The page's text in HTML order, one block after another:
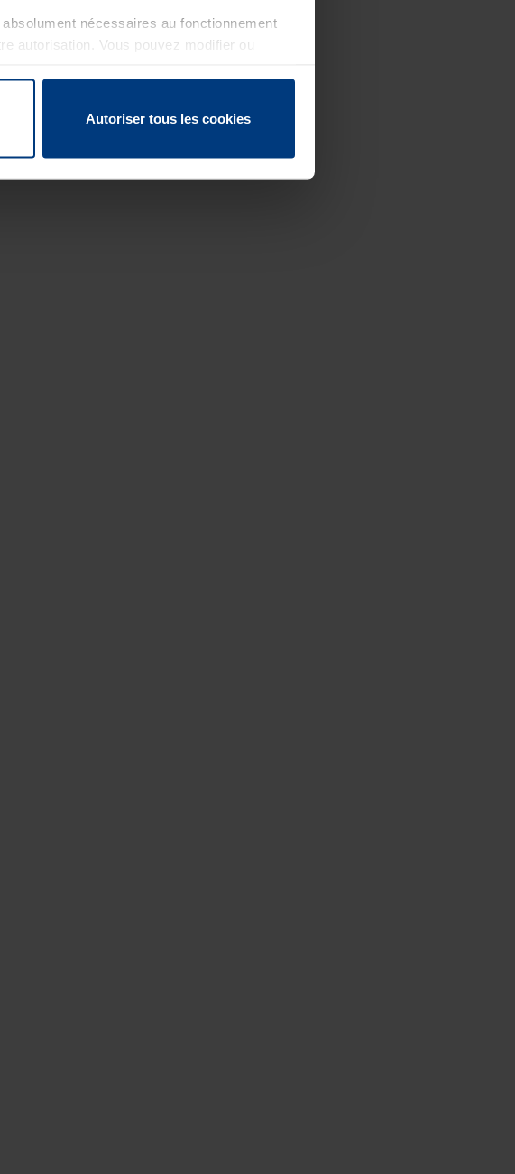
nécessaires au fonctionnement
autorisation. Vous pouvez modifier ou
Autoriser tous les cookies